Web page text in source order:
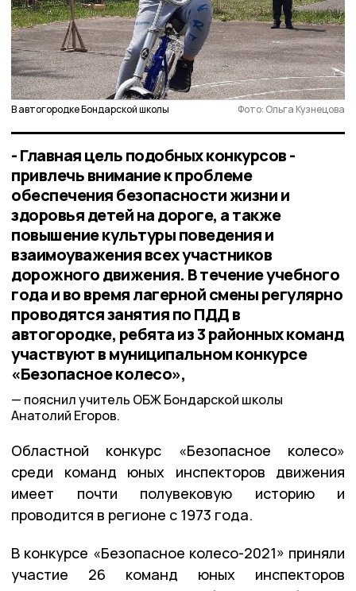
В автогородке Бондарской школы Фото: Ольга Кузнецова
- Главная цель подобных конкурсов -
привлечь внимание к проблеме
обеспечения безопасности жизни и
здоровья детей на дороге, а также
повышение культуры поведения и
взаимоуважения всех участников
дорожного движения. В течение учебного
года и во время лагерной смены регулярно
проводятся занятия по ПДД в
автогородке, ребята из 3 районных команд
участвуют в муниципальном конкурсе
«Безопасное колесо»,
пояснил учитель ОБЖ Бондарской школы
Анатолий Егоров.
Областной конкурс «Безопасное колесо»
среди команд юных инспекторов движения
имеет почти полувековую историю и
проводится в регионе с 1973 года.
В конкурсе «Безопасное колесо-2021» приняли
участие 26 команд юных инспекторов